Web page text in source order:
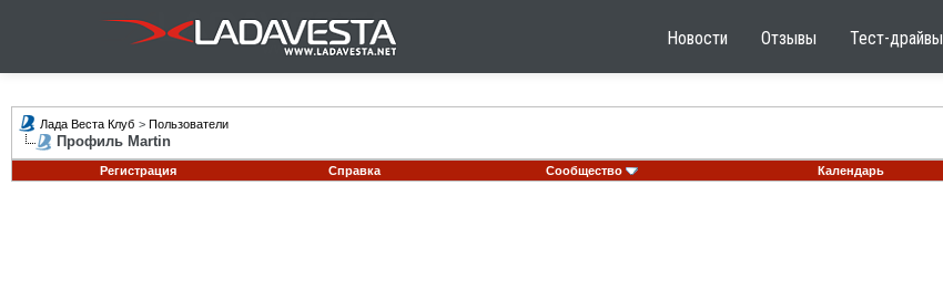
Новости Отзывы Тест-драйвы
Лада Веста Клуб > Пользователи
Профиль Martin
Регистрация
Справка Сообщество Календарь